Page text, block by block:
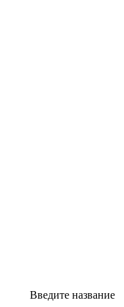
Введите название